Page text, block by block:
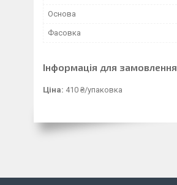
Основа
Фасовка
Інформація для замовлення
Ціна: 410 ₴/упаковка